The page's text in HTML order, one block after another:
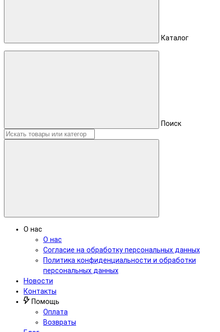
Каталог
Поиск
О нас
О нас
Согласие на обработку персональных данных
Политика конфиденциальности и обработки
персональных данных
Новости
Контакты
Помощь
Оплата
Возвраты